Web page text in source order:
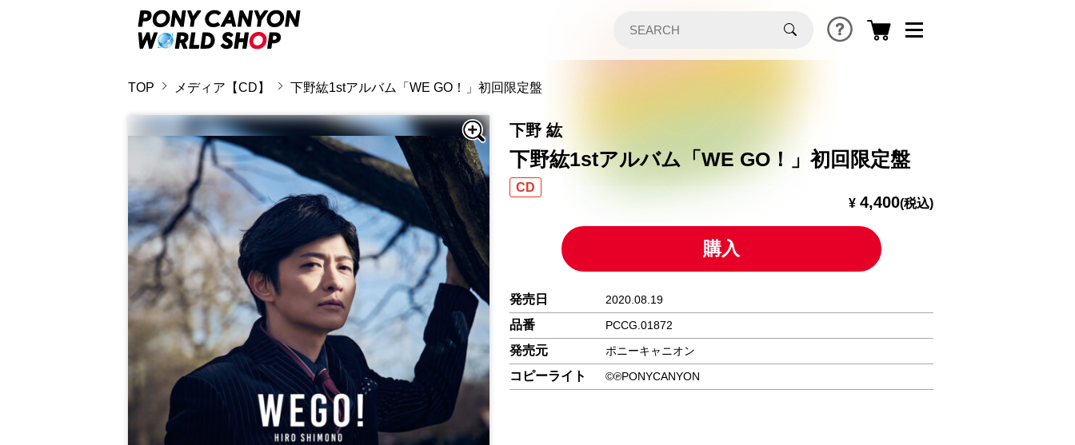
TOP メディア【CD】 下野紘1stアルバム「WE GO！」初回限定盤
下野 紘
下野紘1stアルバム「WE GO！」初回限定盤
CD
¥ 4,400(税込)
購入
発売日 2020.08.19
品番 PCCG.01872
発売元 ポニーキャニオン
コピーライト ©℗PONYCANYON